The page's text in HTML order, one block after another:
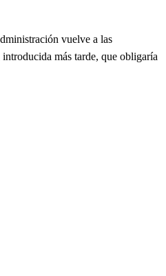
vuelve a las
más tarde, que obligaría